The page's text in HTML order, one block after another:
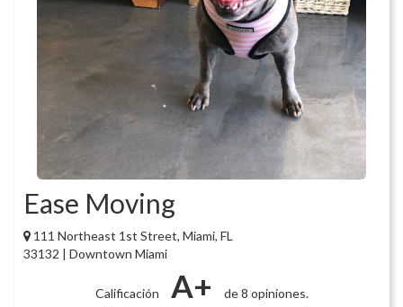
Ease Moving
111 Northeast 1st Street, Miami, FL
33132 | Downtown Miami
Calificación A+
de 8 opiniones.